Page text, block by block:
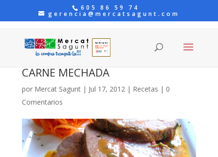
605 86 59 74
gerencia@mercatsagunt.com
CARNE MECHADA
por Mercat Sagunt| Jul 17, 2012| Recetas | 0
Comentarios